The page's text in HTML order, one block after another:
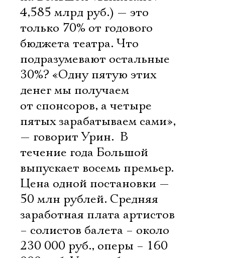
4,585 млрд руб.) — это
только 70% от годового
бюджета театра. Что
подразумевают остальные
30%? «Одну пятую этих
денег мы получаем
от спонсоров, а четыре
пятых зарабатываем сами»,
— говорит Урин. В
течение года Большой
выпускает восемь премьер.
Цена одной постановки —
50 млн рублей. Средняя
заработная плата артистов
– солистов балета – около
230 000 руб., оперы – 160